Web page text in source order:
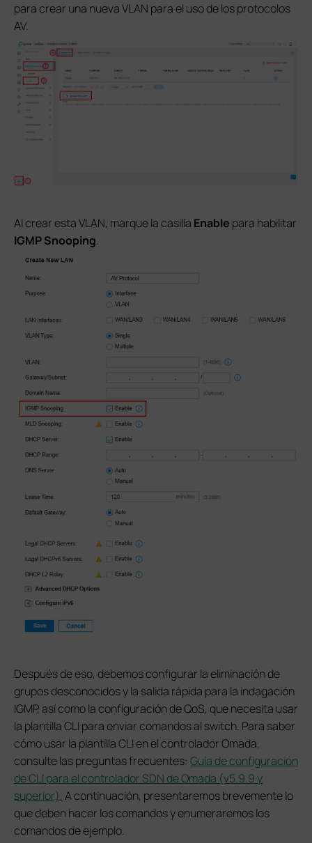
para crear una nueva VLAN para el uso de los protocolos
AV.
Al crear esta VLAN, marque la casilla Enable para habilitar
IGMP Snooping.
Después de eso, debemos configurar la eliminación de
grupos desconocidos y la salida rápida para la indagación
IGMP, así como la configuración de QoS, que necesita usar
la plantilla CLI para enviar comandos al switch. Para saber
cómo usar la plantilla CLI en el controlador Omada,
consulte las preguntas frecuentes: Guía de configuración
de CLI para el controlador SDN de Omada (v5.9.9 y
superior).A continuación, presentaremos brevemente lo
que deben hacer los comandos y enumeraremos los
comandos de ejemplo.